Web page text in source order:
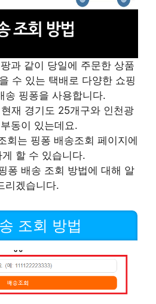
과 같이 당일에 주문한 상품
수 있는 택배로 다양한 쇼핑
송 핑퐁을 사용합니다.
재 경기도 25개구와 인천광
동이 있는데요.
회는 핑퐁 배송조회 페이지에
할 수 있습니다.
퐁 배송 조회 방법에 대해 알
리겠습니다.
조회 방법